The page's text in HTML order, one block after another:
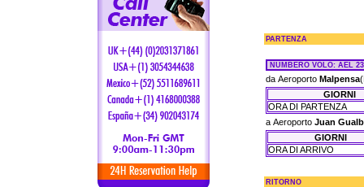
PARTENZA
NUMBERO VOLO: AEL
da Aeroporto Malpensa
GIORNI
ORA DI PARTENZA
a Aeroporto Juan
GIORNI
ORA DI ARRIVO
RITORNO